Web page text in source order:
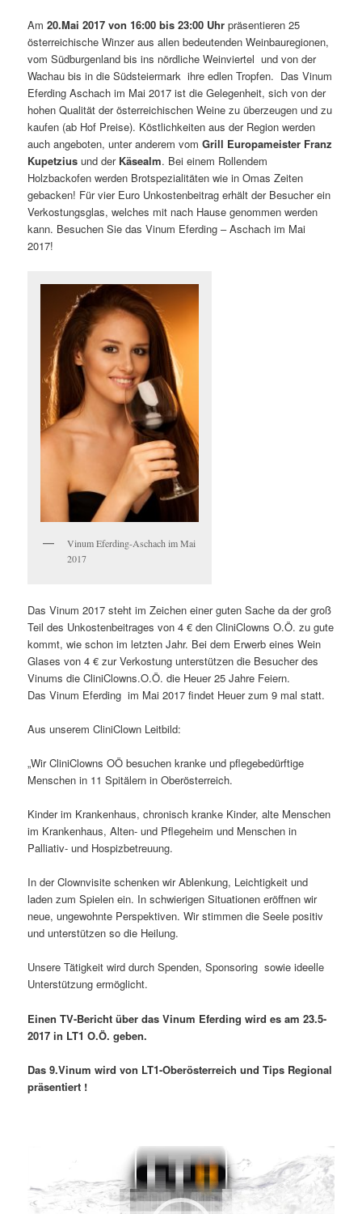
Am20.Mai 2017 von 16:00 bis 23:00 Uhr präsentieren 25
österreichische Winzer aus allen bedeutenden Weinbauregionen,
vom Südburgenland bis ins nördliche Weinviertel und von der
Wachau bis in die Südsteiermark ihre edlen Tropfen. Das Vinum
Eferding Aschach im Mai 2017 ist die Gelegenheit, sich von der
hohen Qualität der österreichischen Weine zu überzeugen und zu
kaufen (ab Hof Preise). Köstlichkeiten aus der Region werden
auch angeboten, unter anderem vom Grill Europameister Franz
Kupetzius und der Käsealm. Bei einem Rollendem
Holzbackofen werden Brotspezialitäten wie in Omas Zeiten
gebacken! Für vier Euro Unkostenbeitrag erhält der Besucher ein
Verkostungsglas, welches mit nach Hause genommen werden
kann. Besuchen Sie das Vinum Eferding – Aschach im Mai
2017!
Vinum Eferding-Aschach im Mai
2017
Das Vinum 2017 steht im Zeichen einer guten Sache da der groß
Teil des Unkostenbeitrages von 4 € den CliniClowns O.Ö. zu gute
kommt, wie schon im letzten Jahr. Bei dem Erwerb eines Wein
Glases von 4 € zur Verkostung unterstützen die Besucher des
Vinums die CliniClowns.O.Ö. die Heuer 25 Jahre Feiern.
Das Vinum Eferding im Mai 2017 findet Heuer zum 9 mal statt.
Aus unserem CliniClown Leitbild:
„Wir CliniClowns OÖ besuchen kranke und pflegebedürftige
Menschen in 11 Spitälern in Oberösterreich.
Kinder im Krankenhaus, chronisch kranke Kinder, alte Menschen
im Krankenhaus, Alten- und Pflegeheim und Menschen in
Palliativ- und Hospizbetreuung.
In der Clownvisite schenken wir Ablenkung, Leichtigkeit und
laden zum Spielen ein. In schwierigen Situationen eröffnen wir
neue, ungewohnte Perspektiven. Wir stimmen die Seele positiv
und unterstützen so die Heilung.
Unsere Tätigkeit wird durch Spenden, Sponsoring sowie ideelle
Unterstützung ermöglicht.
Einen TV-Bericht über das Vinum Eferding wird es am 23.5-
2017 in LT1 O.Ö. geben.
Das 9.Vinum wird von LT1-Oberösterreich und Tips Regional
präsentiert !